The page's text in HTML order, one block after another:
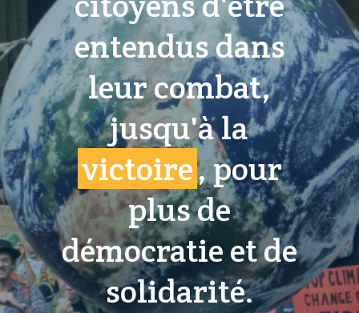
entendus dans
leur combat,
jusqu'à la
victoire, pour
plus de
démocratie et de
solidarité.